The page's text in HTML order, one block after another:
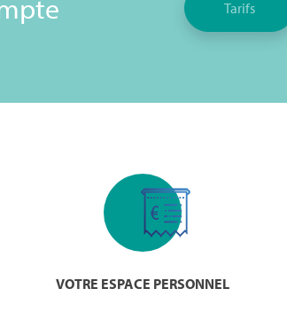
Tarifs
VOTRE ESPACE PERSONNEL